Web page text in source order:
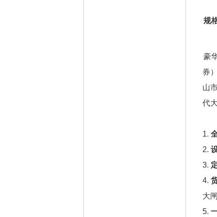
规
豪
券
山
代
1.
2.
3.
4.
大
5.